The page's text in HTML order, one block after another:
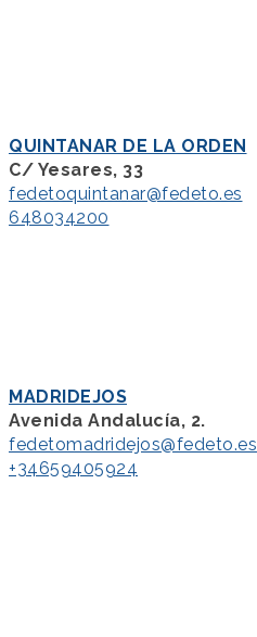
QUINTANAR DE LA ORDEN
C/ Yesares, 33
fedetoquintanar@fedeto.es
648034200
MADRIDEJOS
Avenida Andalucía, 2.
fedetomadridejos@fedeto.es
+34659405924